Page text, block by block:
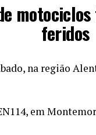
feridos
na região
em